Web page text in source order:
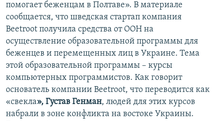
помогает беженцам в Полтаве». В материале
сообщается, что шведская стартап компания
Beetroot получила средства от ООН на
осуществление образовательной программы для
беженцев и перемещенных лиц в Украине. Тема
этой образовательной программы – курсы
компьютерных программистов. Как говорит
основатель компании Beetroot, что переводится как
«свекла», Густав Генман, людей для этих курсов
набрали в зоне конфликта на востоке Украины.